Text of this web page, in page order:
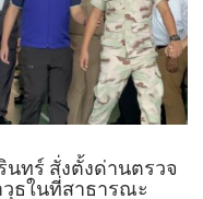
นทร์ สั่งตั้งด่านตรวจ
ธในที่สาธารณะ